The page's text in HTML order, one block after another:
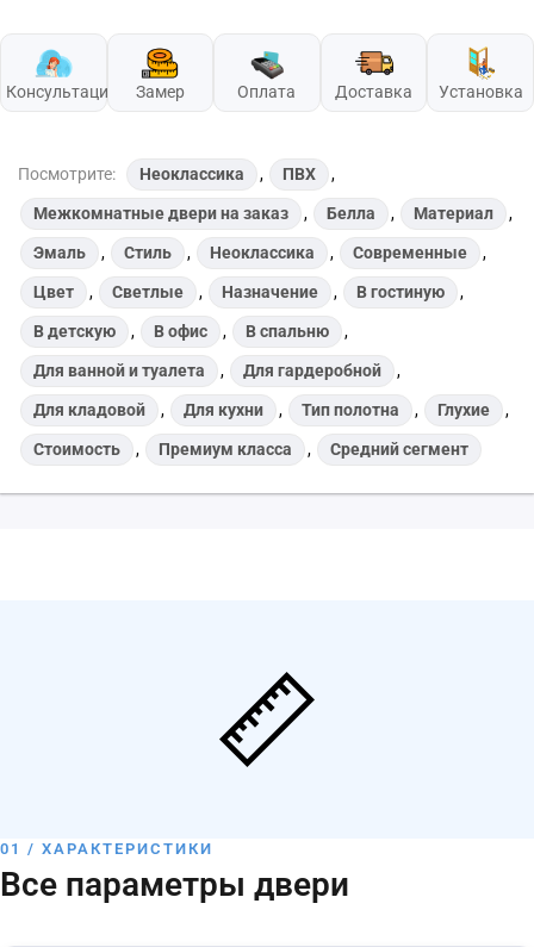
Консультация Замер Оплата Доставка Установка
Посмотрите: Неоклассика , ПВХ ,
Межкомнатные двери на заказ , Белла , Материал ,
Эмаль , Стиль , Неоклассика , Современные ,
Цвет , Светлые , Назначение , В гостиную ,
В детскую , В офис , В спальню ,
Для ванной и туалета , Для гардеробной ,
Для кладовой , Для кухни , Тип полотна , Глухие ,
Стоимость , Премиум класса , Средний сегмент
01 / ХАРАКТЕРИСТИКИ
Все параметры двери